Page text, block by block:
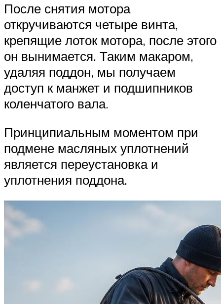
После снятия мотора
откручиваются четыре винта,
крепящие лоток мотора, после этого
он вынимается. Таким макаром,
удаляя поддон, мы получаем
доступ к манжет и подшипников
коленчатого вала.
Принципиальным моментом при
подмене масляных уплотнений
является переустановка и
уплотнения поддона.